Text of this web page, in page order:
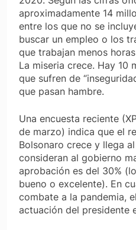
aproximadamente 14
entre los que no se
buscar un empleo o los
que trabajan menos
La miseria crece. Hay 10
que sufren de
que pasan hambre.
Una encuesta reciente
de marzo) indica que el
Bolsonaro crece y llega
consideran al gobierno
aprobación es del 30%
bueno o excelente). En
combate a la pandemia,
actuación del presidente